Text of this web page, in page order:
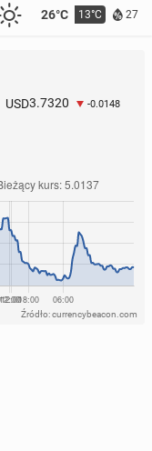
26°C 13°C 27
USD3.7320 -0.0148
Źródło: currencybeacon.com